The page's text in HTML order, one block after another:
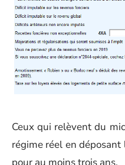
Ceux qui relèvent du
régime réel en